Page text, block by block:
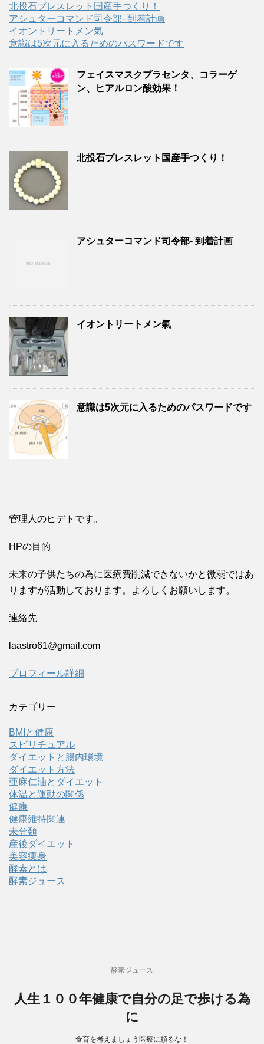
北投石ブレスレット国産手つくり！
アシュターコマンド司令部- 到着計画
イオントリートメン氣
意識は5次元に入るためのパスワードです
フェイスマスクプラセンタ、コラーゲ
ン、ヒアルロン酸効果！
北投石ブレスレット国産手つくり！
アシュターコマンド司令部- 到着計画
イオントリートメン氣
意識は5次元に入るためのパスワードです
管理人のヒデトです。
HPの目的
未来の子供たちの為に医療費削減できないかと微弱ではあ
りますが活動しております。よろしくお願いします。
連絡先
laastro61@gmail.com
プロフィール詳細
カテゴリー
BMIと健康
スピリチュアル
ダイエットと腸内環境
ダイエット方法
亜麻仁油とダイエット
体温と運動の関係
健康
健康維持関連
未分類
産後ダイエット
美容痩身
酵素とは
酵素ジュース
酵素ジュース
人生１００年健康で自分の足で歩ける為
に
食育を考えましょう医療に頼るな！